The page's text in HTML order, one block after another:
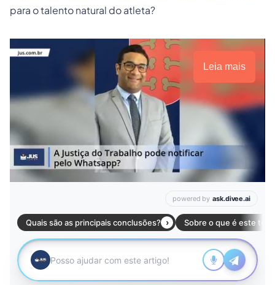
para o talento natural do atleta?
Leia mais